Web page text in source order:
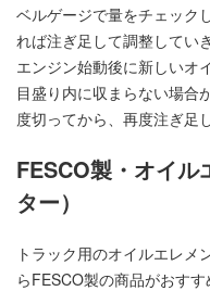
ベルゲージで量をチェック
れば注ぎ足して調整していき
エンジン始動後に新しいオ
目盛り内に収まらない場合
度切ってから、再度注ぎ足
FESCO製・オイル
ター）
トラック用のオイルエレメ
らFESCO製の商品がおす